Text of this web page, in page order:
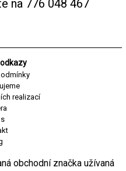
na 776 048 467
realizací
obchodní značka užívaná